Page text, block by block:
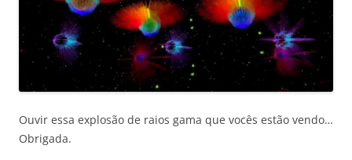
Ouvir essa explosão de raios gama que vocês estão vendo…
Obrigada.